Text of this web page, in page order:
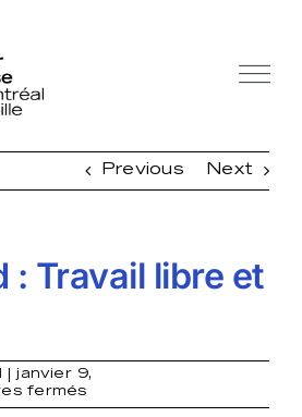
Previous Next
: Travail libre et
janvier 9,
ferméssur
Noublood